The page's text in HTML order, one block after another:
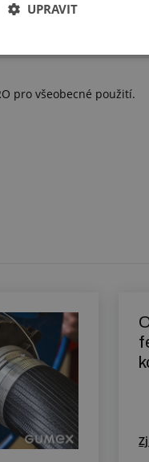
pro všeobecné použití.
UPRAVIT